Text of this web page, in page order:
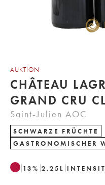
AUKTION
CHÂTEAU
Saint-Julien AOC
SCHWARZE FRÜCHTE
GASTRONOMISCHER
13% 2.25 L